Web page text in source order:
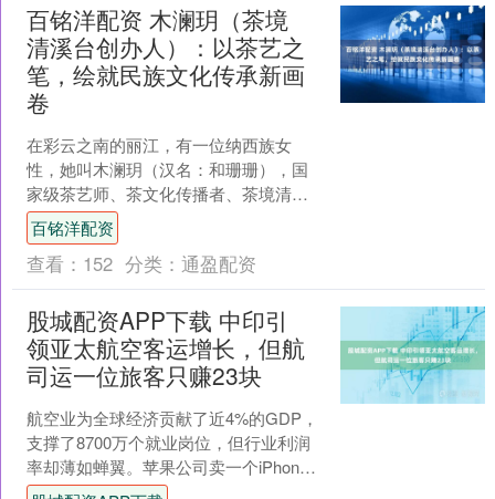
百铭洋配资 木澜玥（茶境
清溪台创办人）：以茶艺之
笔，绘就民族文化传承新画
卷
在彩云之南的丽江，有一位纳西族女
性，她叫木澜玥（汉名：和珊珊），国
家级茶艺师、茶文化传播者、茶境清溪
台创办人。她不仅承载着木府后人的荣
耀与责任，更以九三学社社员....
百铭洋配资
查看： 152 分类： 通盈配资
股城配资APP下载 中印引
领亚太航空客运增长，但航
司运一位旅客只赚23块
航空业为全球经济贡献了近4%的GDP，
支撑了8700万个就业岗位，但行业利润
率却薄如蝉翼。苹果公司卖一个iPhone
手机壳赚的钱，比航空公司运送一位旅